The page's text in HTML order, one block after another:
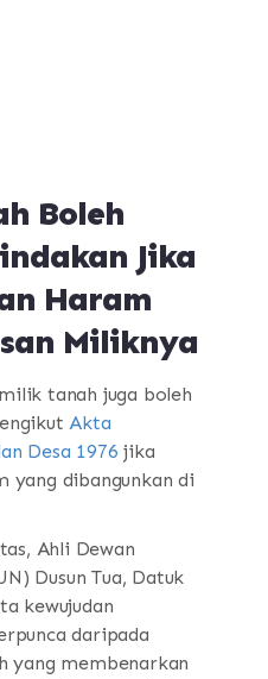
Boleh
Jika
Haram
Miliknya
tanah juga boleh
Akta
Desa 1976 jika
yang dibangunkan di
Ahli Dewan
Dusun Tua, Datuk
kewujudan
daripada
yang membenarkan